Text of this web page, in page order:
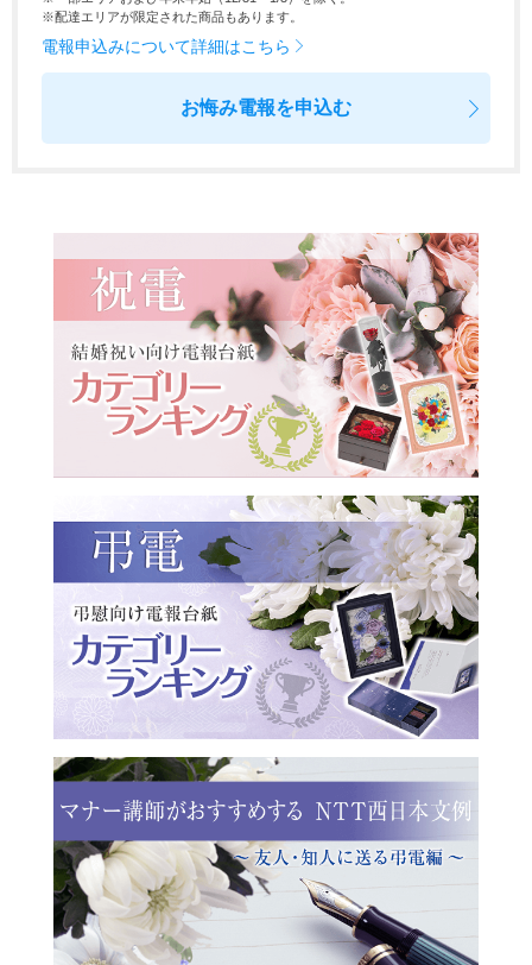
※配達エリアが限定された商品もあります。
電報申込みについて詳細はこちら
お悔み電報を申込む